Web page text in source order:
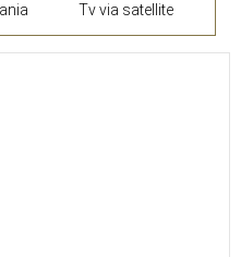
Tv via satellite